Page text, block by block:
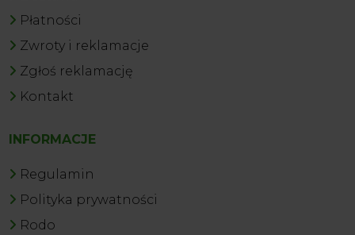
Płatności
Zwroty i reklamacje
Zgłoś reklamację
Kontakt
INFORMACJE
Regulamin
Polityka prywatności
Rodo